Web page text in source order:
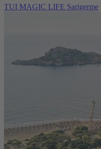
TUI MAGIC LIFE Sarigerme